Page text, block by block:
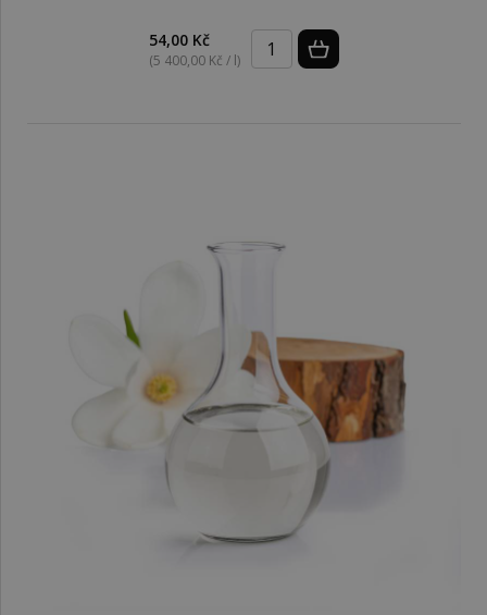
54,00 Kč
(5 400,00 Kč / l)